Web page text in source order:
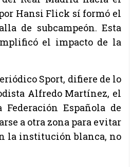
Hansi Flick sí formó el
de subcampeón. Esta
el impacto de la
Sport, difiere de lo
Alfredo Martínez, el
Española de
a otra zona para evitar
la institución blanca, no